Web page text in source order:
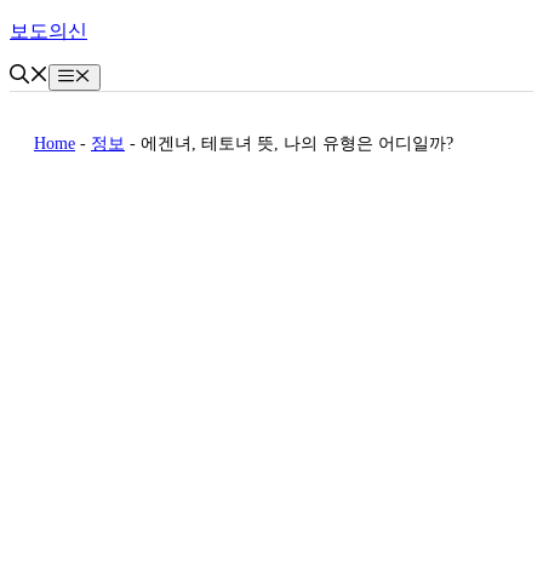
Skip
content
보도의신
Menu
Home - 정보 - 에겐녀, 테토녀 뜻, 나의 유형은 어디일까?